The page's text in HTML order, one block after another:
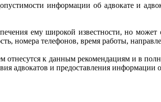
информации об адвокате и
ему широкой известности, но
номера телефонов, время работы,
к данным рекомендациям и в
адвокатов и предоставления информации